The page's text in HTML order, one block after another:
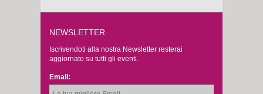
NEWSLETTER
Iscrivendoti alla nostra Newsletter resterai
aggiornato su tutti gli eventi.
Email: